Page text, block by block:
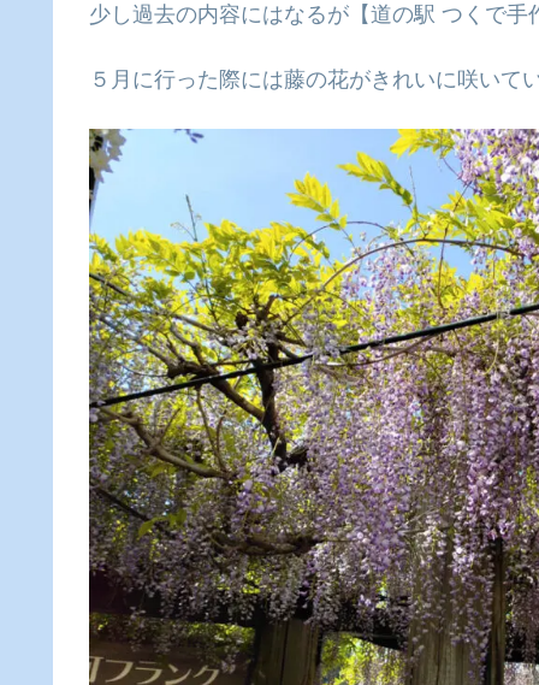
少し過去の内容にはなるが【道の駅 つくで
５月に行った際には藤の花がきれいに咲いて